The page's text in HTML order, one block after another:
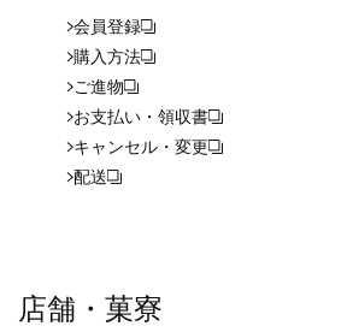
会員登録
購入方法
ご進物
お支払い・領収書
キャンセル・変更
配送
店舗・菓寮